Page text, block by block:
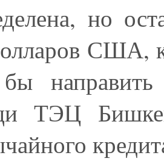
но
США,
направить
ТЭЦ